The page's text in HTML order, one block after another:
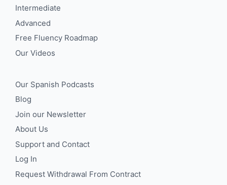
Intermediate
Advanced
Free Fluency Roadmap
Our Videos
Our Spanish Podcasts
Blog
Join our Newsletter
About Us
Support and Contact
Log In
Request Withdrawal From Contract